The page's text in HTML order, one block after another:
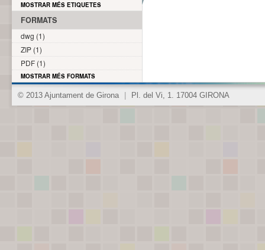
MOSTRAR MÉS ETIQUETES
FORMATS
dwg (1)
ZIP (1)
PDF (1)
MOSTRAR MÉS FORMATS
© 2013 Ajuntament de Girona Pl. del Vi, 1. 17004 GIRONA